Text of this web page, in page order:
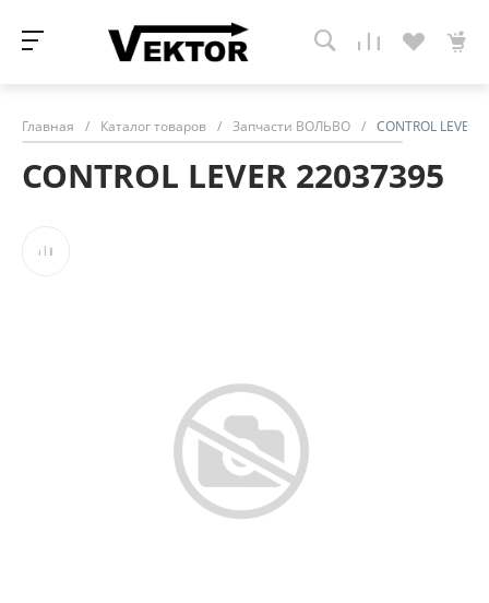
Главная / Каталог товаров / Запчасти ВОЛЬВО / CONTROL LEVER
CONTROL LEVER 22037395